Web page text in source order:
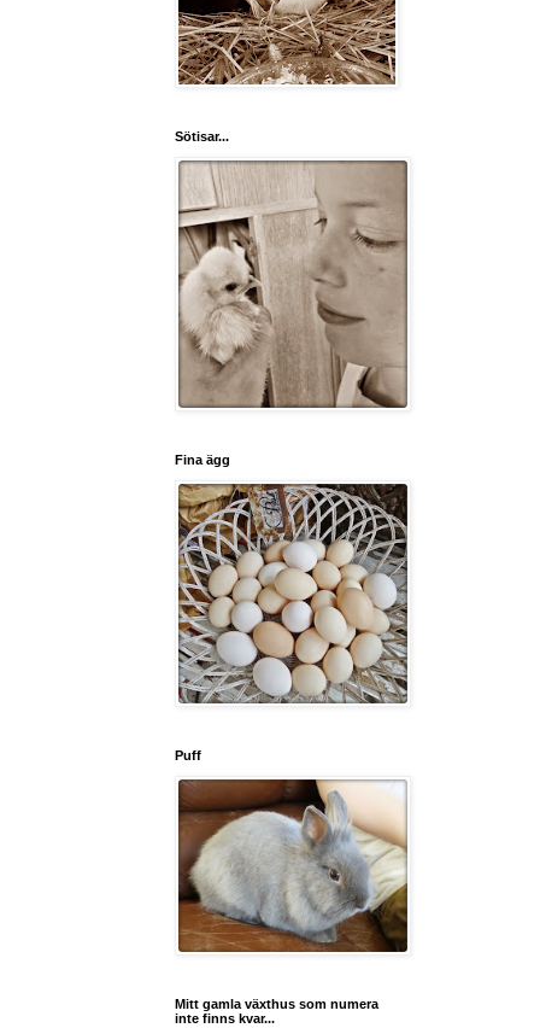
Sötisar...
Fina ägg
Puff
Mitt gamla växthus som numera
inte finns kvar...